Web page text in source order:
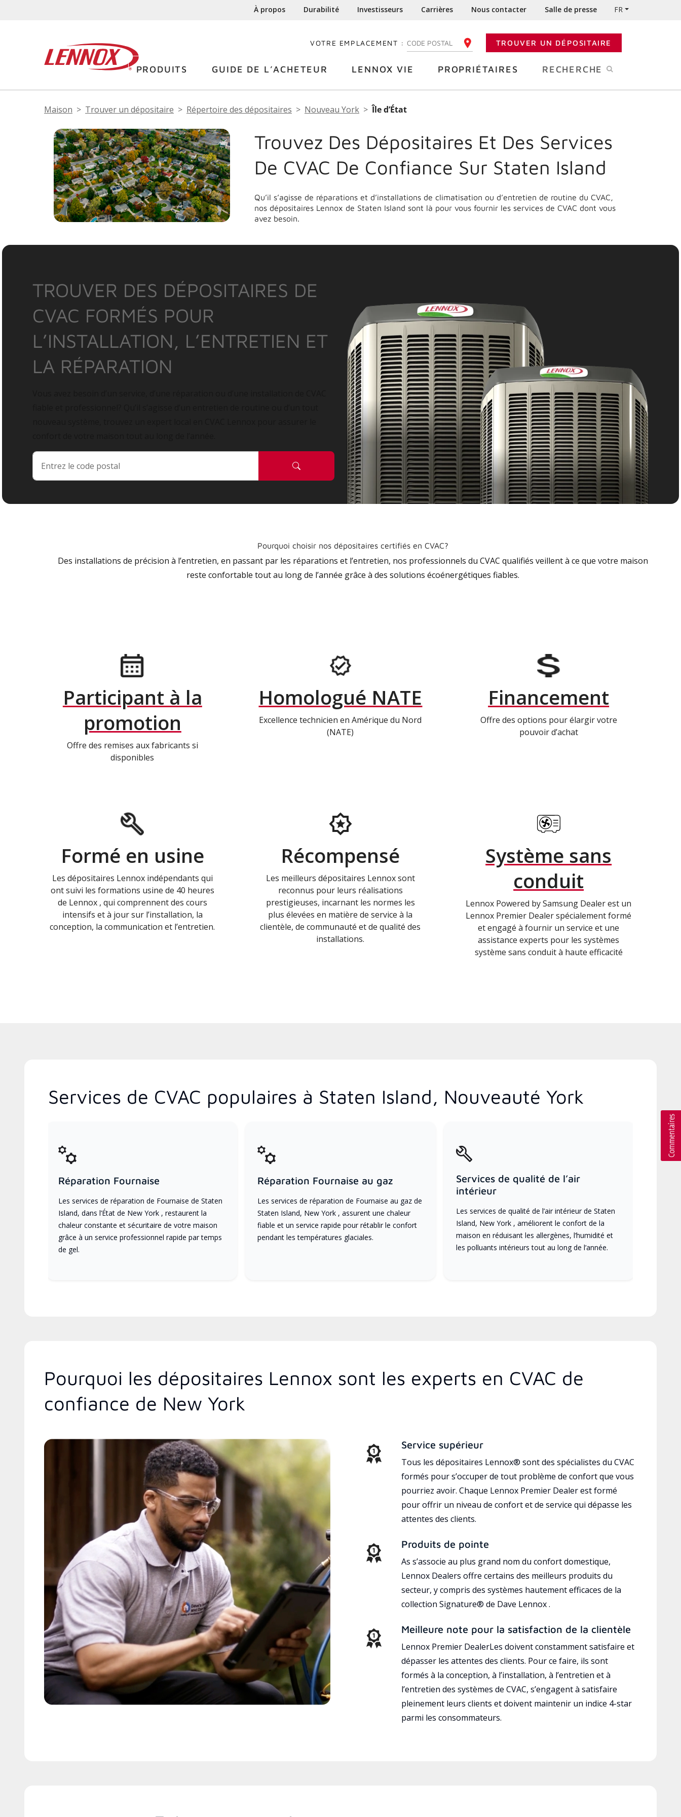
À propos Durabilité Investisseurs Carrières Nous contacter Salle de presse FR
VOTRE EMPLACEMENT : ENTREZ VOTRE CODE POSTALTROUVER UN DÉPOSITAIRE
PRODUITS GUIDE DE L’ACHETEUR LENNOX VIE PROPRIÉTAIRES RECHERCHE
Maison Trouver un dépositaire Répertoire des dépositaires Nouveau York Île d’État
Trouvez Des Dépositaires Et Des Services
De CVAC De Confiance Sur Staten Island
Qu’il s’agisse de réparations et d’installations de climatisation ou d’entretien de routine du CVAC,
nos dépositaires Lennox de Staten Island sont là pour vous fournir les services de CVAC dont vous
avez besoin.
TROUVER DES DÉPOSITAIRES DE
CVAC FORMÉS POUR
L’INSTALLATION, L’ENTRETIEN ET
LA RÉPARATION
Pourquoi choisir nos dépositaires certifiés en CVAC?
Des installations de précision à l’entretien, en passant par les réparations et l’entretien, nos professionnels du CVAC qualifiés veillent à ce que votre maison
reste confortable tout au long de l’année grâce à des solutions écoénergétiques fiables.
Participant à la
promotion
Offre des remises aux fabricants si
disponibles
Homologué NATE
Excellence technicien en Amérique du Nord
(NATE)
Financement
Offre des options pour élargir votre
pouvoir d’achat
Formé en usine
Les dépositaires Lennox indépendants qui
ont suivi les formations usine de 40 heures
de Lennox , qui comprennent des cours
intensifs et à jour sur l’installation, la
conception, la communication et l’entretien.
Récompensé
Les meilleurs dépositaires Lennox sont
reconnus pour leurs réalisations
prestigieuses, incarnant les normes les
plus élevées en matière de service à la
clientèle, de communauté et de qualité des
installations.
Système sans
conduit
Lennox Powered by Samsung Dealer est un
Lennox Premier Dealer spécialement formé
et engagé à fournir un service et une
assistance experts pour les systèmes
système sans conduit à haute efficacité
Services de CVAC populaires à Staten Island, Nouveauté York
Réparation Fournaise
Les services de réparation de Fournaise de Staten
Island, dans l’État de New York , restaurent la
chaleur constante et sécuritaire de votre maison
grâce à un service professionnel rapide par temps
de gel.
Réparation Fournaise au gaz
Les services de réparation de Fournaise au gaz de
Staten Island, New York , assurent une chaleur
fiable et un service rapide pour rétablir le confort
pendant les températures glaciales.
Services de qualité de l’air
intérieur
Les services de qualité de l’air intérieur de Staten
Island, New York , améliorent le confort de la
maison en réduisant les allergènes, l’humidité et
les polluants intérieurs tout au long de l’année.
Pourquoi les dépositaires Lennox sont les experts en CVAC de
confiance de New York
Service supérieur
Tous les dépositaires Lennox® sont des spécialistes du CVAC
formés pour s’occuper de tout problème de confort que vous
pourriez avoir. Chaque Lennox Premier Dealer est formé
pour offrir un niveau de confort et de service qui dépasse les
attentes des clients.
Produits de pointe
As s’associe au plus grand nom du confort domestique,
Lennox Dealers offre certains des meilleurs produits du
secteur, y compris des systèmes hautement efficaces de la
collection Signature® de Dave Lennox .
Meilleure note pour la satisfaction de la clientèle
Lennox Premier DealerLes doivent constamment satisfaire et
dépasser les attentes des clients. Pour ce faire, ils sont
formés à la conception, à l’installation, à l’entretien et à
l’entretien des systèmes de CVAC, s’engagent à satisfaire
pleinement leurs clients et doivent maintenir un indice 4-star
parmi les consommateurs.